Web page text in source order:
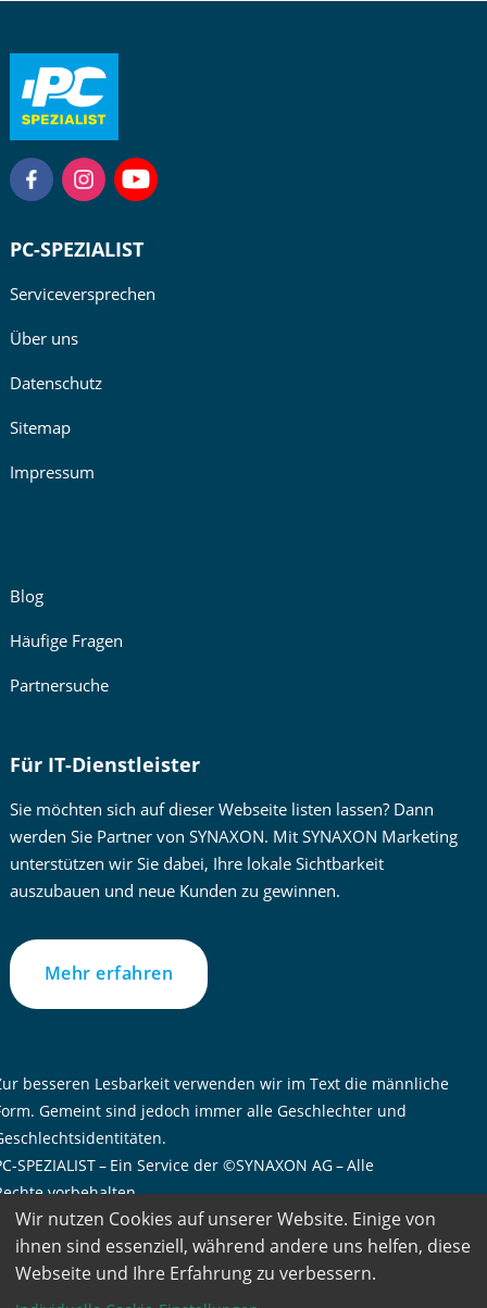
PC-SPEZIALIST
Serviceversprechen
Über uns
Datenschutz
Sitemap
Impressum
Blog
Häufige Fragen
Partnersuche
Für IT-Dienstleister
Sie möchten sich auf dieser Webseite listen lassen? Dann
werden Sie Partner von SYNAXON. Mit SYNAXON Marketing
unterstützen wir Sie dabei, Ihre lokale Sichtbarkeit
auszubauen und neue Kunden zu gewinnen.
Mehr erfahren
besseren Lesbarkeit verwenden wir im Text die männliche
Gemeint sind jedoch immer alle Geschlechter und
SPEZIALIST – Ein Service der ©SYNAXON AG – Alle
vorbehalten
Wir nutzen Cookies auf unserer Website. Einige von
ihnen sind essenziell, während andere uns helfen, diese
Webseite und Ihre Erfahrung zu verbessern.